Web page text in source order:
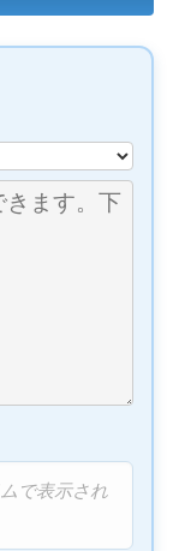
で表示され